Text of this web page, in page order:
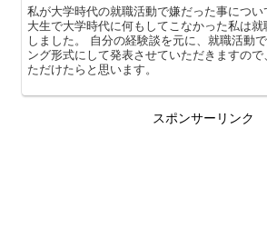
私が大学時代の就職活動で嫌だった事につ
大生で大学時代に何もしてこなかった私は
しました。 自分の経験談を元に、就職活動
ング形式にして発表させていただきますの
ただけたらと思います。
スポンサーリンク